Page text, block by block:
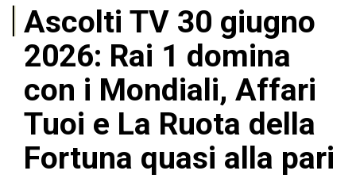
Ascolti TV 30 giugno
2026: Rai 1 domina
con i Mondiali, Affari
Tuoi e La Ruota della
Fortuna quasi alla pari